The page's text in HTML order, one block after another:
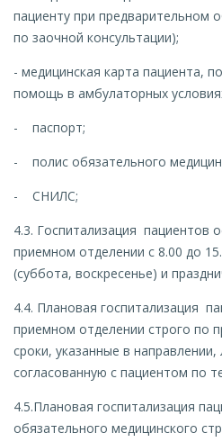
пациенту при предварительном
по заочной консультации);
- медицинская карта пациента,
помощь в амбулаторных
- паспорт;
- полис обязательного
- СНИЛС;
4.3. Госпитализация пациентов
приемном отделении с 8.00 до
(суббота, воскресенье) и
4.4. Плановая госпитализация
приемном отделении строго по
сроки, указанные в направлении,
согласованную с пациентом по
4.5.Плановая госпитализация
обязательного медицинского